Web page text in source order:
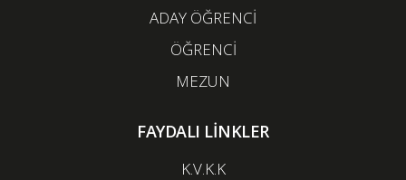
ADAY ÖĞRENCİ
ÖĞRENCİ
MEZUN
FAYDALI LİNKLER
K.V.K.K